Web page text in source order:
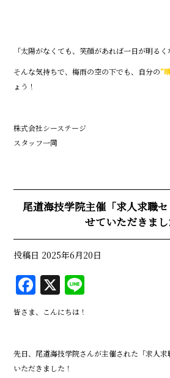
「太陽がなくても、笑顔があれば一日が明る
そんな気持ちで、梅雨の空の下でも、自分の“
ょう！
株式会社シーステージ
スタッフ一同
尾道海技学院主催「求人求職
せていただきまし
投稿日 2025年6月20日
F
a
c
e
b
X
皆さま、こんにちは！
先日、尾道海技学院さんが主催された「求人
いただきました！